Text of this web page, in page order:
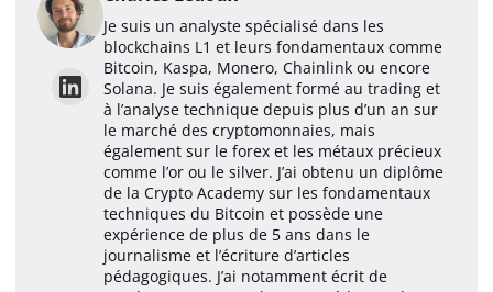
Je suis un analyste spécialisé dans les
blockchains L1 et leurs fondamentaux comme
Bitcoin, Kaspa, Monero, Chainlink ou encore
Solana. Je suis également formé au trading et
à l’analyse technique depuis plus d’un an sur
le marché des cryptomonnaies, mais
également sur le forex et les métaux précieux
comme l’or ou le silver. J’ai obtenu un diplôme
de la Crypto Academy sur les fondamentaux
techniques du Bitcoin et possède une
expérience de plus de 5 ans dans le
journalisme et l’écriture d’articles
pédagogiques. J’ai notamment écrit de